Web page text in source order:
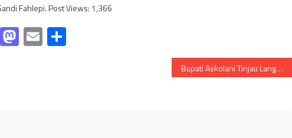
Fahlepi. Post Views: 1,366
Mastodon
EmailShare
Bupati Askolani Tinjau Langsung Bantuan Pangan Untuk Masyarakat Kabupaten Banyuasin